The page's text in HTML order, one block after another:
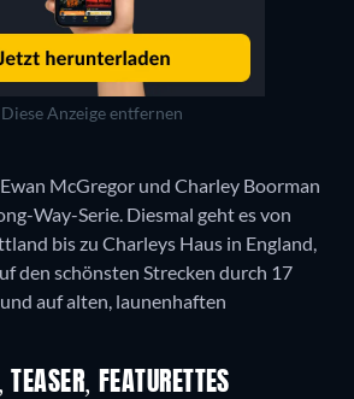
Diese Anzeige entfernen
McGregor und Charley Boorman
Way-Serie. Diesmal geht es von
bis zu Charleys Haus in England,
den schönsten Strecken durch 17
auf alten, launenhaften
FEATURETTES